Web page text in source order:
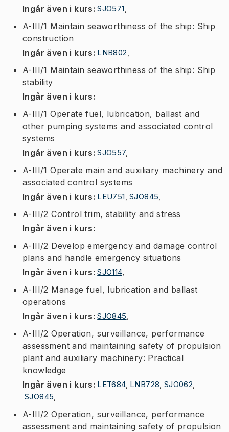
Ingår även i kurs: SJO571
A-III/1 Maintain seaworthiness of the ship: Ship
construction
Ingår även i kurs: LNB802
A-III/1 Maintain seaworthiness of the ship: Ship
stability
Ingår även i kurs:
A-III/1 Operate fuel, lubrication, ballast and
other pumping systems and associated control
systems
Ingår även i kurs: SJO557,
A-III/1 Operate main and auxiliary machinery and
associated control systems
Ingår även i kurs: LEU751 SJO845
A-III/2 Control trim, stability and stress
Ingår även i kurs:
A-III/2 Develop emergency and damage control
plans and handle emergency situations
Ingår även i kurs: SJO114,
A-III/2 Manage fuel, lubrication and ballast
operations
Ingår även i kurs: SJO845
A-III/2 Operation, surveillance, performance
assessment and maintaining safety of propulsion
plant and auxiliary machinery: Practical
knowledge
Ingår även i kurs: LET684, LNB728 SJO062
SJO845
A-III/2 Operation, surveillance, performance
assessment and maintaining safety of propulsion